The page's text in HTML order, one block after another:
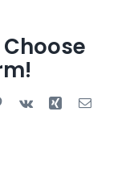
Pinterest
Vk Xing Email